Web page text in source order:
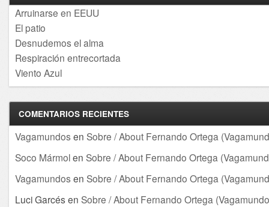
Arruinarse en EEUU
El patio
Desnudemos el alma
Respiración entrecortada
Viento Azul
COMENTARIOS RECIENTES
Vagamundos en Sobre / About Fernando Ortega
Soco Mármolen Sobre / About Fernando Ortega
Vagamundos en Sobre / About Fernando Ortega
Luci Garcés en Sobre / About Fernando Ortega